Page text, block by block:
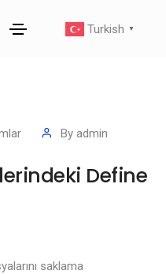
Turkish ▼
By admin
Define
saklama